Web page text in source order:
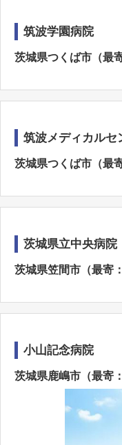
筑波学園病院
茨城県つくば市（最
筑波メディカルセ
茨城県つくば市（最
茨城県立中央病院
茨城県笠間市（最寄
小山記念病院
茨城県鹿嶋市（最寄